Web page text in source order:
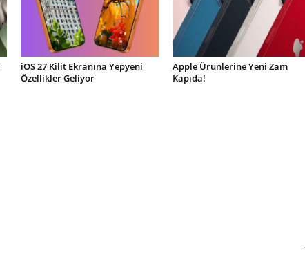
iOS 27 Kilit Ekranına Yepyeni
Özellikler Geliyor
Apple Ürünlerine Yeni Zam
Kapıda!